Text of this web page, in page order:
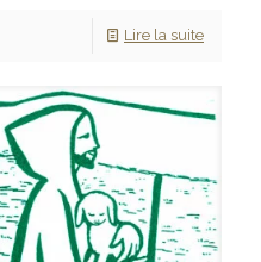
Lire la suite